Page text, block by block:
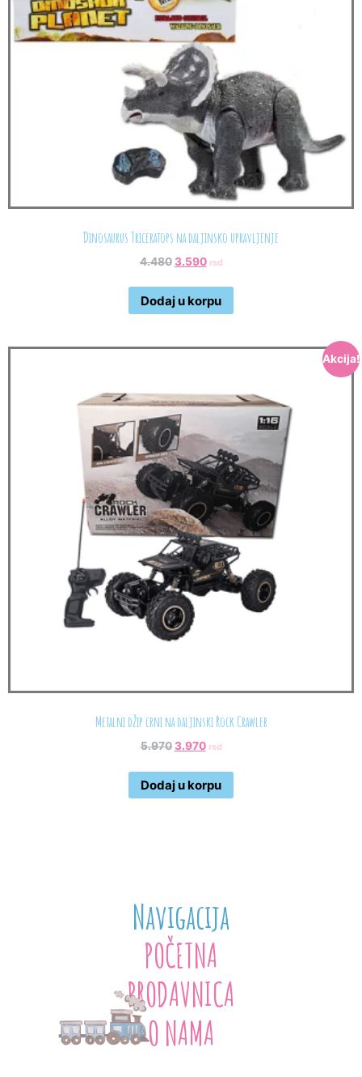
Dinosaurus Triceratops na daljinsko upravljenje
4.480 3.590 rsd
Dodaj u korpu
Akcija!
Metalni džip crni na daljinski Rock Crawler
5.970 3.970 rsd
Dodaj u korpu
Navigacija
POČETNA
PRODAVNICA
O NAMA